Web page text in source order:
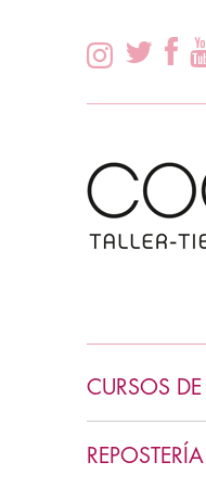
CURSOS
COCINA